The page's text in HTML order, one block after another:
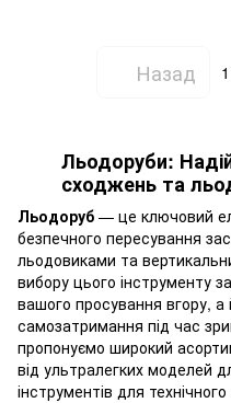
Назад 1
Льодоруби:
сходжень та
Льодоруб — це ключовий
безпечного пересування
льодовиками та
вибору цього інструменту
вашого просування вгору,
самозатримання під час
пропонуємо широкий
від ультралегких моделей
інструментів для технічного